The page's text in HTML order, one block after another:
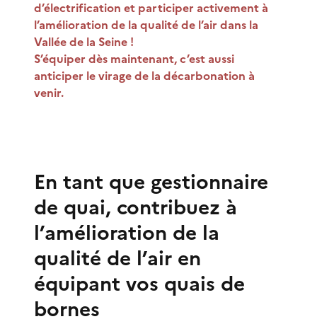
d’électrification et participer activement à
l’amélioration de la qualité de l’air dans la
Vallée de la Seine !
S’équiper dès maintenant, c’est aussi
anticiper le virage de la décarbonation à
venir.
En tant que gestionnaire
de quai, contribuez à
l’amélioration de la
qualité de l’air en
équipant vos quais de
bornes